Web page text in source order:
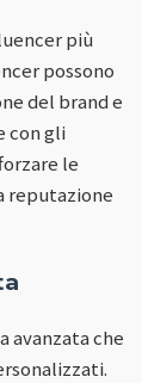
più
possono
del brand e
con gli
le
reputazione
avanzata che